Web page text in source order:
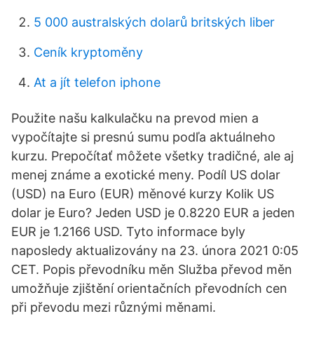
5 000 australských dolarů britských liber
Ceník kryptoměny
At a jít telefon iphone
Použite našu kalkulačku na prevod mien a
vypočítajte si presnú sumu podľa aktuálneho
kurzu. Prepočítať môžete všetky tradičné, ale aj
menej známe a exotické meny. Podíl US dolar
(USD) na Euro (EUR) měnové kurzy Kolik US
dolar je Euro? Jeden USD je 0.8220 EUR a jeden
EUR je 1.2166 USD. Tyto informace byly
naposledy aktualizovány na 23. února 2021 0:05
CET. Popis převodníku měn Služba převod měn
umožňuje zjištění orientačních převodních cen
při převodu mezi různými měnami.